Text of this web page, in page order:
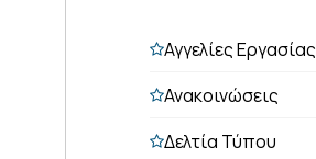
Αγγελίες Εργασίας
Ανακοινώσεις
Δελτία Τύπου